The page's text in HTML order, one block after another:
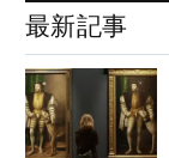
最新記事